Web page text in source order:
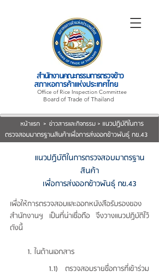
สำนักงานคณะกรรมการตรวจข้าว
สภาหอการค้าแห่งประเทศไทย
Office of Rice Inspection Committee
Board of Trade of Thailand
หน้าแรก > ข่าวสารและกิจกรรม > แนวปฏิบัติในการ
ตรวจสอบมาตรฐานสินค้าเพื่อการส่งออกข้าวพันธุ์ กข.43
แนวปฏิบัติในการตรวจสอบมาตรฐาน
สินค้า
เพื่อการส่งออกข้าวพันธุ์ กข.43
เพื่อให้การตรวจสอบและออกหนังสือรับรองของ
สำนักงานฯ เป็นที่น่าเชื่อถือ จึงวางแนวปฏิบัติไว้
ดังนี้
1. ในด้านเอกสาร
1.1)
ตรวจสอบรายชื่อการที่เข้าร่วม